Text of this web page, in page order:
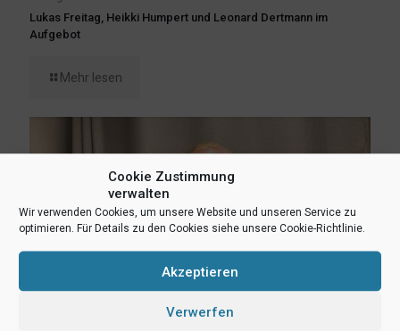
Cookie Zustimmung
verwalten
Wir verwenden Cookies, um unsere Website und unseren Service zu
optimieren. Für Details zu den Cookies siehe unsere Cookie-Richtlinie.
Akzeptieren
Verwerfen
Lukas Freitag, Heikki Humpert und Leonard Dertmann im
Aufgebot
Mehr lesen